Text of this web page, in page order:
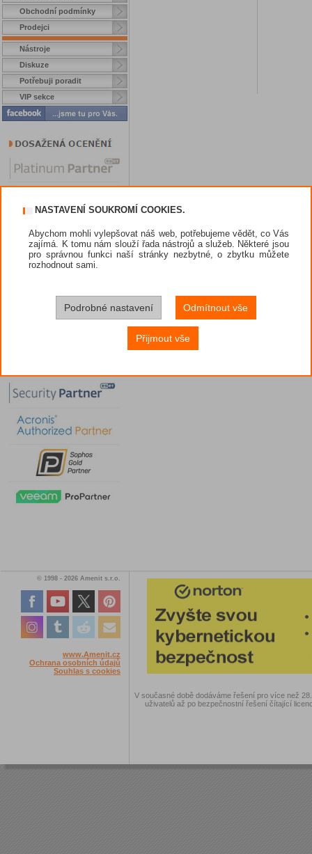
Obchodní podmínky
Prodejci
Nástroje
Diskuze
Potřebuji poradit
VIP sekce
© 1998 - 2026 Amenit s.r.o.
www.Amenit.cz
Ochrana osobních údajů
Souhlas s cookies
V současné době dodáváme řešení pro více než
uživatelů až po bezpečnostní řešení čítající
NASTAVENÍ SOUKROMÍ COOKIES.
Abychom mohli vylepšovat náš web, potřebujeme vědět, co Vás
zajímá. K tomu nám slouží řada nástrojů a služeb. Některé jsou
pro správnou funkci naší stránky nezbytné, o zbytku můžete
rozhodnout sami.
Podrobné nastavení Odmítnout vše
Přijmout vše